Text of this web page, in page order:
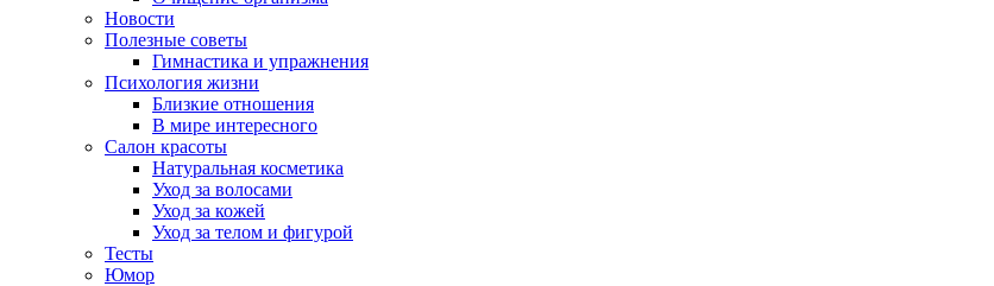
Новости
Полезные советы
Гимнастика и упражнения
Психология жизни
Близкие отношения
В мире интересного
Салон красоты
Натуральная косметика
Уход за волосами
Уход за кожей
Уход за телом и фигурой
Тесты
Юмор